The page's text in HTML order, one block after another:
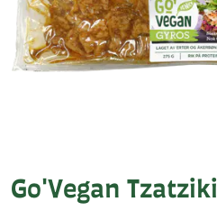
Go'Vegan Tzatziki